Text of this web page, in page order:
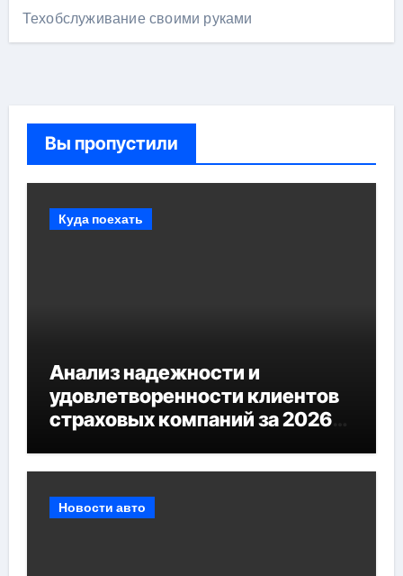
Техобслуживание своими руками
Вы пропустили
Куда поехать
Анализ надежности и
удовлетворенности клиентов
страховых компаний за 2026
Новости авто